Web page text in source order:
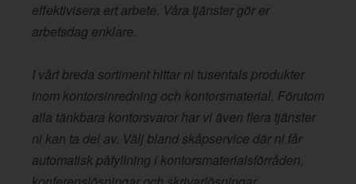
effektivisera ert arbete. Våra tjänster gör er
arbetsdag enklare.
I vårt breda sortiment hittar ni tusentals produkter
inom kontorsinredning och kontorsmaterial. Förutom
alla tänkbara kontorsvaror har vi även flera tjänster
ni kan ta del av. Välj bland skåpservice där ni får
automatisk påfyllning i kontorsmaterialsförråden,